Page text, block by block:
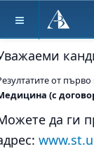
от
(с
да ги